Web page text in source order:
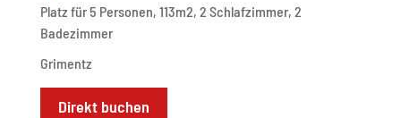
Platz für 5 Personen, 113m2, 2 Schlafzimmer, 2
Badezimmer
Grimentz
Direkt buchen